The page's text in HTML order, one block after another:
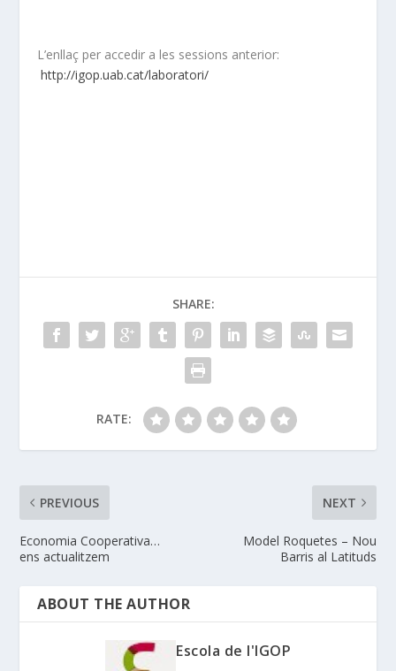
L’enllaç per accedir a les sessions anterior:
http://igop.uab.cat/laboratori/
SHARE:
RATE:
PREVIOUS
Economia Cooperativa…
ens actualitzem
NEXT
Model Roquetes – Nou
Barris al Latituds
ABOUT THE AUTHOR
Escola de l'IGOP